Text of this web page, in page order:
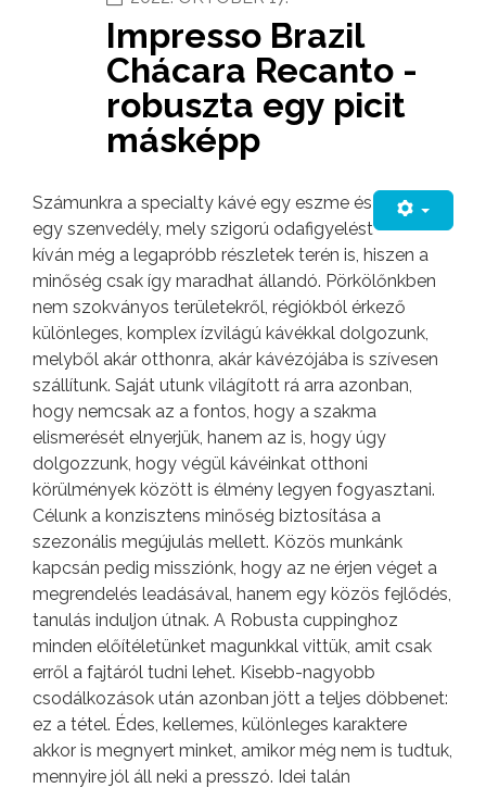
Impresso Brazil
Chácara Recanto -
robuszta egy picit
másképp
Számunkra a specialty kávé egy eszme és
egy szenvedély, mely szigorú odafigyelést
kíván még a legapróbb részletek terén is, hiszen a
minőség csak így maradhat állandó. Pörkölőnkben
nem szokványos területekről, régiókból érkező
különleges, komplex ízvilágú kávékkal dolgozunk,
melyből akár otthonra, akár kávézójába is szívesen
szállítunk. Saját utunk világított rá arra azonban,
hogy nemcsak az a fontos, hogy a szakma
elismerését elnyerjük, hanem az is, hogy úgy
dolgozzunk, hogy végül kávéinkat otthoni
körülmények között is élmény legyen fogyasztani.
Célunk a konzisztens minőség biztosítása a
szezonális megújulás mellett. Közös munkánk
kapcsán pedig missziónk, hogy az ne érjen véget a
megrendelés leadásával, hanem egy közös fejlődés,
tanulás induljon útnak. A Robusta cuppinghoz
minden előítéletünket magunkkal vittük, amit csak
erről a fajtáról tudni lehet. Kisebb-nagyobb
csodálkozások után azonban jött a teljes döbbenet:
ez a tétel. Édes, kellemes, különleges karaktere
akkor is megnyert minket, amikor még nem is tudtuk,
mennyire jól áll neki a presszó. Idei talán